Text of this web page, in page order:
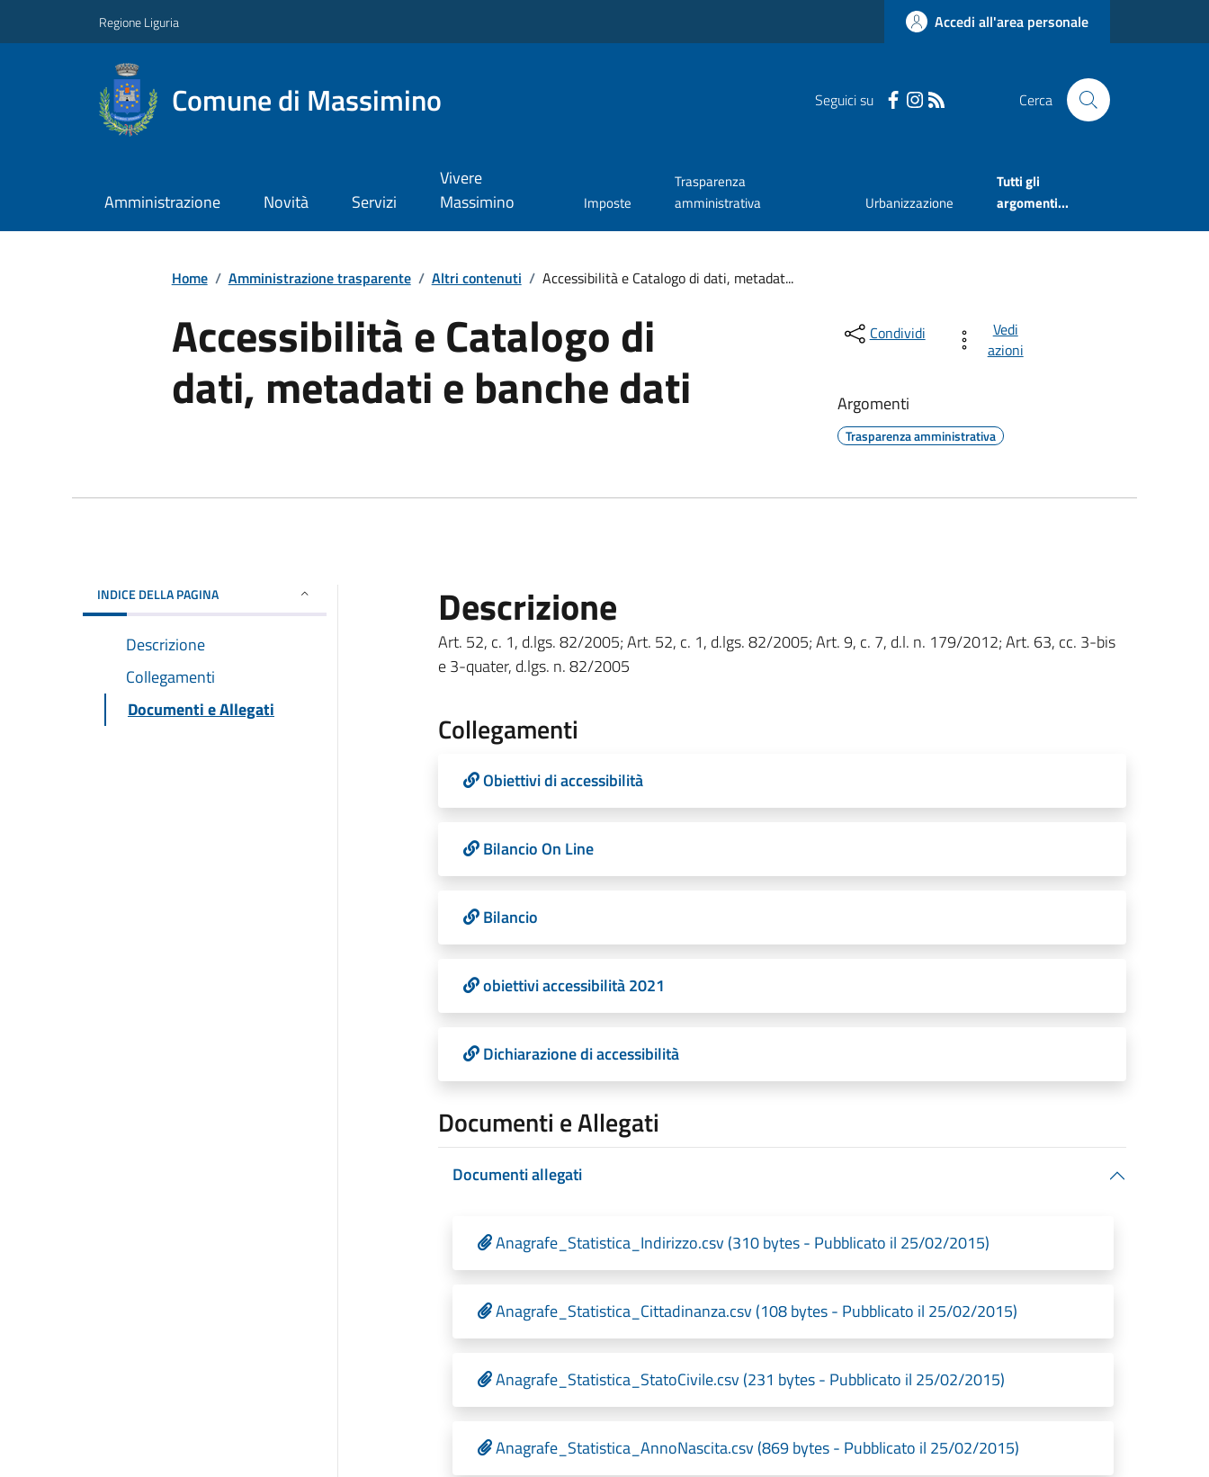
Regione Liguria Accedi all'area personale
Comune di Massimino Seguici su Cerca
Amministrazione Novità Servizi
Vivere
Massimino
Imposte
Trasparenza
amministrativa
Urbanizzazione
Tutti gli
argomenti...
Home / Amministrazione trasparente / Altri contenuti / Accessibilità e Catalogo di dati, metadat...
Accessibilità e Catalogo di
dati, metadati e banche dati
Condividi
Vedi
azioni
Argomenti
Trasparenza amministrativa
INDICE DELLA PAGINA
Descrizione
Collegamenti
Documenti e Allegati
Descrizione
Art. 52, c. 1, d.lgs. 82/2005; Art. 52, c. 1, d.lgs. 82/2005; Art. 9, c. 7, d.l. n. 179/2012; Art. 63, cc. 3-bis
e 3-quater, d.lgs. n. 82/2005
Collegamenti
Obiettivi di accessibilità
Bilancio On Line
Bilancio
obiettivi accessibilità 2021
Dichiarazione di accessibilità
Documenti e Allegati
Documenti allegati
Anagrafe_Statistica_Indirizzo.csv (310 bytes - Pubblicato il 25/02/2015)
Anagrafe_Statistica_Cittadinanza.csv (108 bytes - Pubblicato il 25/02/2015)
Anagrafe_Statistica_StatoCivile.csv (231 bytes - Pubblicato il 25/02/2015)
Anagrafe_Statistica_AnnoNascita.csv (869 bytes - Pubblicato il 25/02/2015)